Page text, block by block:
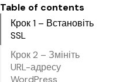
Table of contents
Крок 1 – Встановіть
SSL
Крок 2 – Змініть
URL-адресу
WordPress